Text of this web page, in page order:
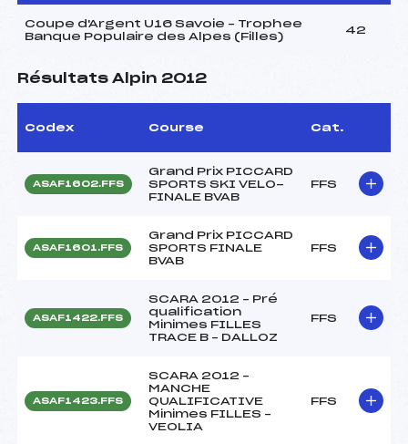
Coupe d'Argent U16 Savoie – Trophee
Banque Populaire des Alpes (Filles)
42
Résultats Alpin 2012
Codex Course Cat.
ASAF1602.FFS
Grand Prix PICCARD
SPORTS SKI VELO-
FINALE BVAB
FFS
ASAF1601.FFS
Grand Prix PICCARD
SPORTS FINALE
BVAB
FFS
ASAF1422.FFS
SCARA 2012 – Pré
qualification
Minimes FILLES
TRACE B – DALLOZ
FFS
ASAF1423.FFS
SCARA 2012 –
MANCHE
QUALIFICATIVE
Minimes FILLES –
VEOLIA
FFS